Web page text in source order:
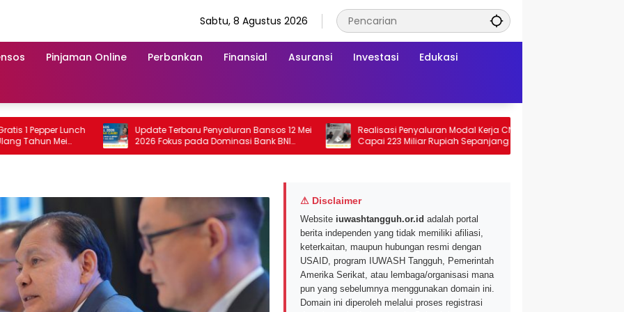
Sabtu, 8 Agustus 2026
Pinjaman Online Perbankan Finansial Asuransi Investasi Edukasi
Lunch
Mei
Update Terbaru Penyaluran Bansos 12 Mei
2026 Fokus pada Dominasi Bank BNI
serta Struk BRI
Realisasi Penyaluran Modal Kerja CNAF
Capai 223 Miliar Rupiah Sepanjang Maret
2026 Ini
⚠ Disclaimer
Website iuwashtangguh.or.id adalah portal
berita independen yang tidak memiliki afiliasi,
keterkaitan, maupun hubungan resmi dengan
USAID, program IUWASH Tangguh, Pemerintah
Amerika Serikat, atau lembaga/organisasi mana
pun yang sebelumnya menggunakan domain ini.
Domain ini diperoleh melalui proses registrasi